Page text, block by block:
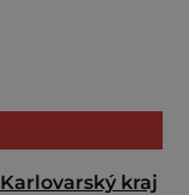
Karlovarský kraj